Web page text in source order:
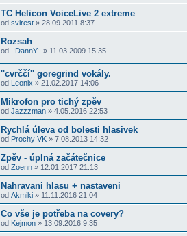
TC Helicon VoiceLive 2 extreme
od svirest » 28.09.2011 8:37
Rozsah
od .:DannY:. » 11.03.2009 15:35
''cvrččí'' goregrind vokály.
od Leonix » 21.02.2017 14:06
Mikrofon pro tichý zpěv
od Jazzzman » 4.05.2016 22:53
Rychlá úleva od bolesti hlasivek
od Prochy VK » 7.08.2013 14:32
Zpěv - úplná začátečnice
od Zoenn » 12.01.2017 21:13
Nahravani hlasu + nastaveni
od Akmiki » 11.11.2016 21:04
Co vše je potřeba na covery?
od Kejmon » 13.09.2016 9:35